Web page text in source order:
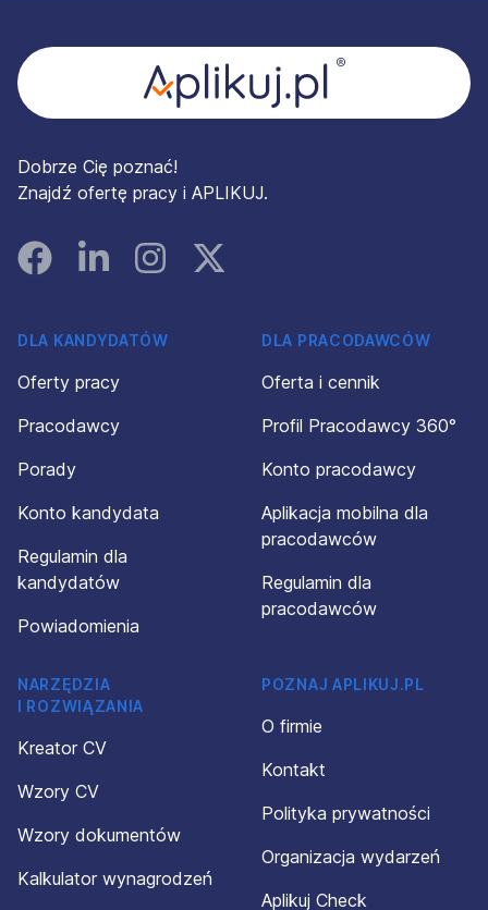
Dobrze Cię poznać!
Znajdź ofertę pracy i APLIKUJ.
FacebookLinked InInstagramInstagram
DLA KANDYDATÓW
Oferty pracy
Pracodawcy
Porady
Konto kandydata
Regulamin dla
kandydatów
Powiadomienia
DLA PRACODAWCÓW
Oferta i cennik
Profil Pracodawcy 360°
Konto pracodawcy
Aplikacja mobilna dla
pracodawców
Regulamin dla
pracodawców
NARZĘDZIA
I ROZWIĄZANIA
Kreator CV
Wzory CV
Wzory dokumentów
Kalkulator wynagrodzeń
POZNAJ APLIKUJ.PL
O firmie
Kontakt
Polityka prywatności
Organizacja wydarzeń
Aplikuj Check